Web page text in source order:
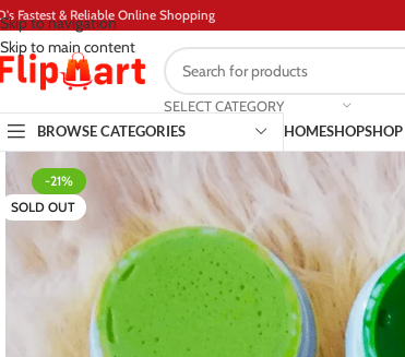
Skip to navigation
Skip to main content
Fastest & Reliable Online Shopping
SELECT CATEGORY
BROWSE CATEGORIES
HOMESHOP
-21%
SOLD OUT